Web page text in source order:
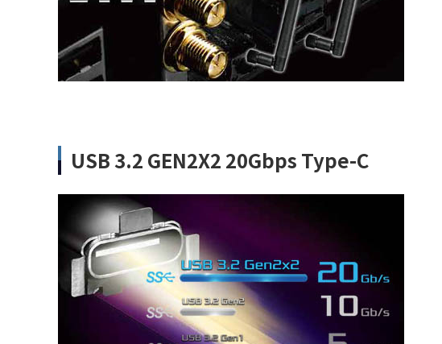
USB 3.2 GEN2X2 20Gbps Type-C